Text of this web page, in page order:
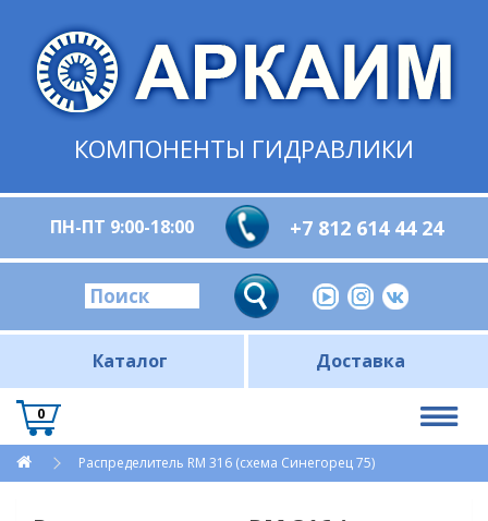
КОМПОНЕНТЫ ГИДРАВЛИКИ
ПН-ПТ 9:00-18:00 +7 812 614 44 24
Каталог Доставка
0
Распределитель RM 316 (схема Синегорец 75)